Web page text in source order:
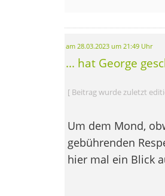
am 28.03.2023 um 21:49 Uhr
... hat George
[ Beitrag wurde zuletzt
Um dem Mond,
gebührenden
hier mal ein Blick